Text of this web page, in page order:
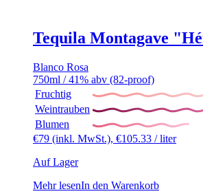
Tequila Montagave
Blanco Rosa
750ml / 41% abv (82-proof)
Fruchtig
Weintrauben
Blumen
€79 (inkl. MwSt.), €105.33 / liter
Auf Lager
Mehr lesenIn den Warenkorb